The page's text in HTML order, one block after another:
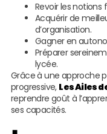
Revoir les
Acquérir de
d’organisation.
Gagner en
Préparer
lycée.
Grâce à une approche
progressive, Les Ailes
reprendre goût à
ses capacités.